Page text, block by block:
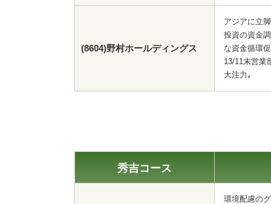
(8604)野村ホールディングス
アジアに立
投資の資金
な資金循環
13/11末営業
大注力｡
秀吉コース
環境配慮の